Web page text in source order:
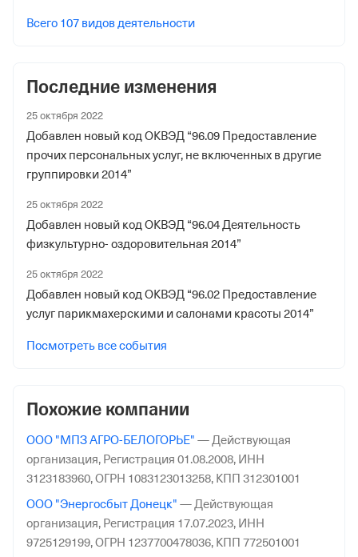
1112935851
Отделение Фонда Пенсионного и Социального
Московской обл.
Регистрационный номер ФссРФ
1112935851
Дата регистрации
24 октября 2022
Наименование территориального органа
Страхования Российской Федерации по гор. Москве и
Всего 107 видов деятельности
Последние изменения
25 октября 2022
Добавлен новый код ОКВЭД “96.09 Предоставление
прочих персональных услуг, не включенных в другие
группировки 2014”
25 октября 2022
Добавлен новый код ОКВЭД “96.04 Деятельность
физкультурно- оздоровительная 2014”
25 октября 2022
Добавлен новый код ОКВЭД “96.02 Предоставление
услуг парикмахерскими и салонами красоты 2014”
Посмотреть все события
Похожие компании
ООО "МПЗ АГРО-БЕЛОГОРЬЕ" — Действующая
организация, Регистрация 01.08.2008, ИНН
3123183960,ОГРН 1083123013258, КПП 312301001
ООО "Энергосбыт Донецк" — Действующая
организация, Регистрация 17.07.2023, ИНН
9725129199,ОГРН 1237700478036, КПП 772501001